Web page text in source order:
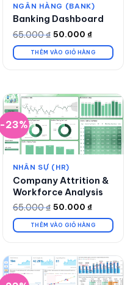
NGÂN HÀNG (BANK)
Banking Dashboard
65.000₫
Giá
gốc
là:
65.000 ₫.
50.000 ₫
Giá
hiện
tại
là:
THÊM VÀO GIỎ HÀNG
-23%
NHÂN SỰ (HR)
Company Attrition &
Workforce Analysis
65.000₫
Giá
gốc
là:
65.000 ₫.
50.000 ₫
Giá
hiện
tại
là:
THÊM VÀO GIỎ HÀNG